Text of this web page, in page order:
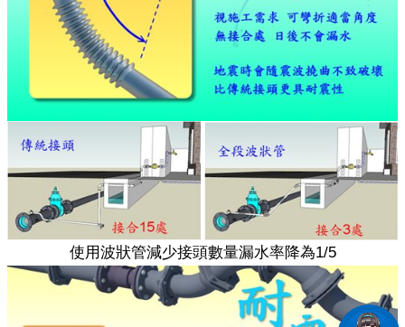
使用波狀管減少接頭數量漏水率降為1/5